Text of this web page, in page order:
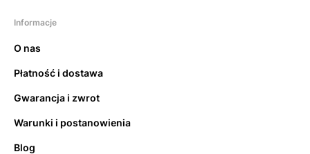
Informacje
O nas
Płatność i dostawa
Gwarancja i zwrot
Warunki i postanowienia
Blog